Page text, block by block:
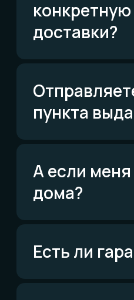
Написать в Telegram
ВКонтакте
Возможно,